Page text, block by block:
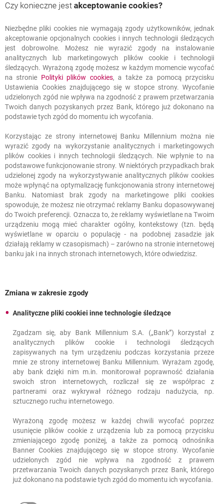
Plik cookie
wykorzystywany do
zapobiegania atakom typu
Cross-Site Request Forgery.
sesja
Bank Millennium
x_bm_tabid
niezbędne
Plik cookie
wykorzystywany do
identyfikacji okna
przeglądarki.
Bank Millennium
x_bm_login_auth_myid
niezbędne
wykorzystywany do celów
autoryzacji i prawidłowego
funkcjonowania Millenet.
6 minut
Czy konieczne jest akceptowanie cookies?
Czy konieczne jestakceptowaniecookies?
Niezbędne pliki cookiesnie wymagają zgody użytkowników, jednak
akceptowanie opcjonalnych cookies i innych technologii śledzących
jest dobrowolne. Możesz nie wyrazić zgody na instalowanie
analitycznych lub marketingowych plików cookie i technologii
śledzących. Wyrażoną zgodę możesz w każdym momencie wycofać
na stronie Polityki plików cookies, a także za pomocą przycisku
Ustawienia Cookies znajdującego się w stopce strony. Wycofanie
udzielonych zgód nie wpływa na zgodność z prawem przetwarzania
Twoich danych pozyskanych przez Bank, którego już dokonano na
podstawie tych zgód do momentu ich wycofania.
Korzystając ze strony internetowej Banku Millennium można nie
wyrazić zgody na wykorzystanie analitycznych i marketingowych
plików cookiesi innych technologii śledzących. Nie wpłynie to na
podstawowe funkcjonowanie strony. W niektórych przypadkach brak
udzielonej zgody na wykorzystywanie analitycznych plików cookies
może wpłynąć na optymalizację funkcjonowania strony internetowej
Banku. Natomiast brak zgody na marketingowe pliki cookies
spowoduje, że możesz nie otrzymać reklamy Banku dopasowywanej
do Twoich preferencji. Oznacza to, że reklamy wyświetlane na Twoim
urządzeniu mogą mieć charakter ogólny, kontekstowy (tzn. będą
wyświetlane w oparciu o populację - na podobnej zasadzie jak
działają reklamy w czasopismach) – zarówno na stronie internetowej
banku jak i na innych stronach internetowych, które odwiedzisz.
Zmiana w zakresie zgody
Analityczne pliki cookiei inne technologie śledzące
Zgadzam się, aby Bank Millennium S.A. („Bank”) korzystał z
analitycznych plików cookie i technologii śledzących
zapisywanych na tym urządzeniu podczas korzystania przeze
mnie ze strony internetowej Banku Millennium. Wyrażam zgodę,
aby bank dzięki nim m.in. monitorował poprawność działania
swoich stron internetowych, rozliczał się ze współprac z
partnerami oraz wykrywał różnego rodzaju nadużycia, np.
sztucznego ruchu internetowego.
Wyrażoną zgodę możesz w każdej chwili wycofać poprzez
usunięcie plików cookie z urządzenia lub za pomocą przycisku
zmieniającego zgodę poniżej, a także za pomocą odnośnika
Banner Cookies znajdującego się w stopce strony. Wycofanie
udzielonych zgód nie wpływa na zgodność z prawem
przetwarzania Twoich danych pozyskanych przez Bank, którego
już dokonano na podstawie tych zgód do momentu ich wycofania.